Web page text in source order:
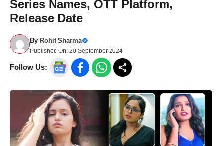
Series Names, OTT Platform,
Release Date
By Rohit Sharma
Published On: 20 September 2024
Follow Us: